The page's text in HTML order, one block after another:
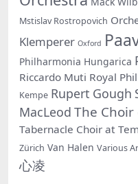
Mstislav Rostropovich
Klemperer Oxford
Philharmonia Hungarica
Riccardo Muti Royal
Kempe Rupert Gough
MacLeod The
Tabernacle Choir at
Zürich Van Halen Various
心凌